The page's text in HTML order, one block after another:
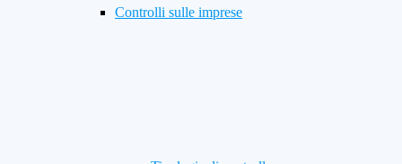
Controlli sulle imprese